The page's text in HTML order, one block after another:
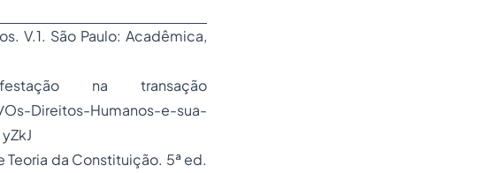
. V.1. São Paulo: Acadêmica,
na transação
Direitos-Humanos-e-sua-
Teoria da Constituição. 5ª ed.